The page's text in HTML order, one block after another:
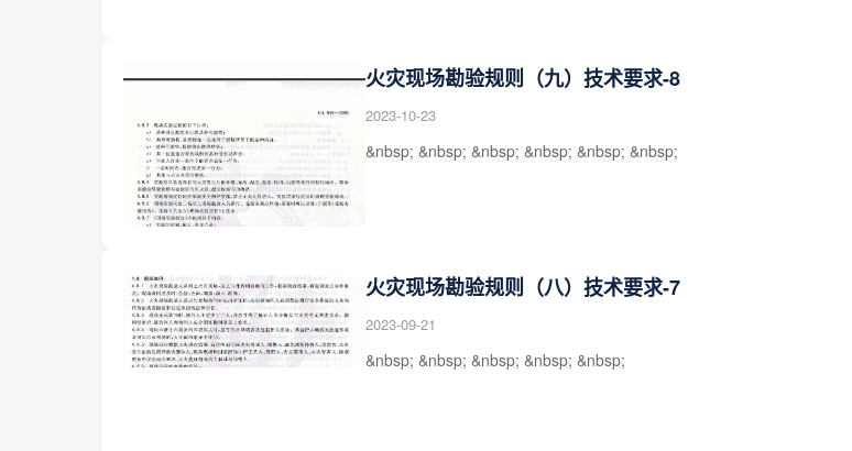
火灾现场勘验规则（九）技术要求-8
2023-10-23
&nbsp; &nbsp; &nbsp; &nbsp; &nbsp; &nbsp;
火灾现场勘验规则（八）技术要求-7
2023-09-21
&nbsp; &nbsp; &nbsp; &nbsp; &nbsp;